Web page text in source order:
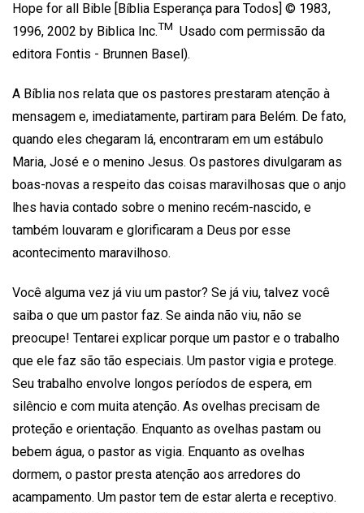
Hope for all Bible [Bíblia Esperança para Todos] © 1983,
1996, 2002 by Biblica Inc.TM Usado com permissão da
editora Fontis - Brunnen Basel).
A Bíblia nos relata que os pastores prestaram atenção à
mensagem e, imediatamente, partiram para Belém. De fato,
quando eles chegaram lá, encontraram em um estábulo
Maria, José e o menino Jesus. Os pastores divulgaram as
boas-novas a respeito das coisas maravilhosas que o anjo
lhes havia contado sobre o menino recém-nascido, e
também louvaram e glorificaram a Deus por esse
acontecimento maravilhoso.
Você alguma vez já viu um pastor? Se já viu, talvez você
saiba o que um pastor faz. Se ainda não viu, não se
preocupe! Tentarei explicar porque um pastor e o trabalho
que ele faz são tão especiais. Um pastor vigia e protege.
Seu trabalho envolve longos períodos de espera, em
silêncio e com muita atenção. As ovelhas precisam de
proteção e orientação. Enquanto as ovelhas pastam ou
bebem água, o pastor as vigia. Enquanto as ovelhas
dormem, o pastor presta atenção aos arredores do
acampamento. Um pastor tem de estar alerta e receptivo.